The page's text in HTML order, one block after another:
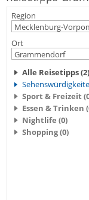
Region
Ort
Alle Reisetipps (2)
Sport & Freizeit
Essen & Trinken
Nightlife (0)
Shopping (0)